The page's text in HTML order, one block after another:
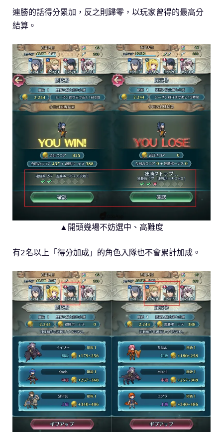
連勝的話得分累加，反之則歸零，以玩家曾得的最高分
結算。
▲開頭幾場不妨選中、高難度
有2名以上「得分加成」的角色入隊也不會累計加成。